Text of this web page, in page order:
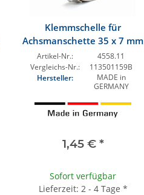
Klemmschelle für
Achsmanschette 35 x 7 mm
Artikel-Nr.:
4558.11
Vergleichs-Nr.:
113501159B
Hersteller:
MADE in
GERMANY
1,45 € *
Sofort verfügbar
Lieferzeit: 2 - 4 Tage *